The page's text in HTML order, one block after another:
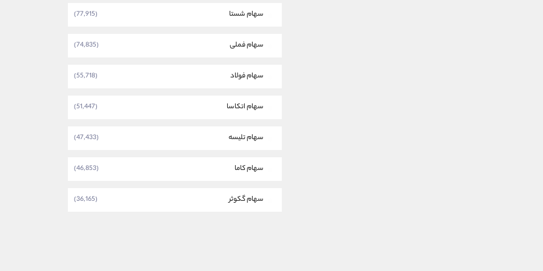
سهام شستا (77,915)
سهام فملی (74,835)
سهام فولاد (55,718)
سهام اتکاسا (51,447)
سهام تلیسه (47,433)
سهام کاما (46,853)
سهام گکوثر (36,165)